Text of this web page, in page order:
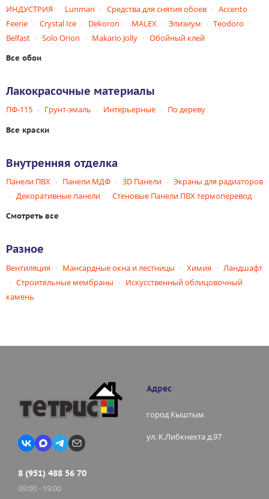
ИНДУСТРИЯ Lunman Средства для снятия обоев
Accento
Feerie
Crystal Ice Dekoron MALEX Элизиум
Teodoro
Belfast
Solo Orion Makario Jolly Обойный клей
Все обои
Лакокрасочные материалы
ПФ-115 Грунт-эмаль Интерьерные По дереву
Все краски
Внутренняя отделка
Панели ПВХ Панели МДФ 3D Панели
Экраны для радиаторов
Декоративные панели
Стеновые Панели ПВХ термоперевод
Смотреть все
Разное
Вентиляция Мансардные окна и лестницы Химия
Ландшафт
Строительные мембраны
Искусственный облицовочный
камень
8 (951) 488 56 70
09:00 - 19:00
Адрес
город Кыштым
ул. К.Либкнехта д.97